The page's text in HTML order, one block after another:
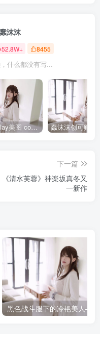
蠢沫沫
52.8W+ 8455
什么都没有写...
蠢沫沫osplay美图 cos写真套图合集
下一篇
《清水芙蓉》神楽坂真冬又
一新作